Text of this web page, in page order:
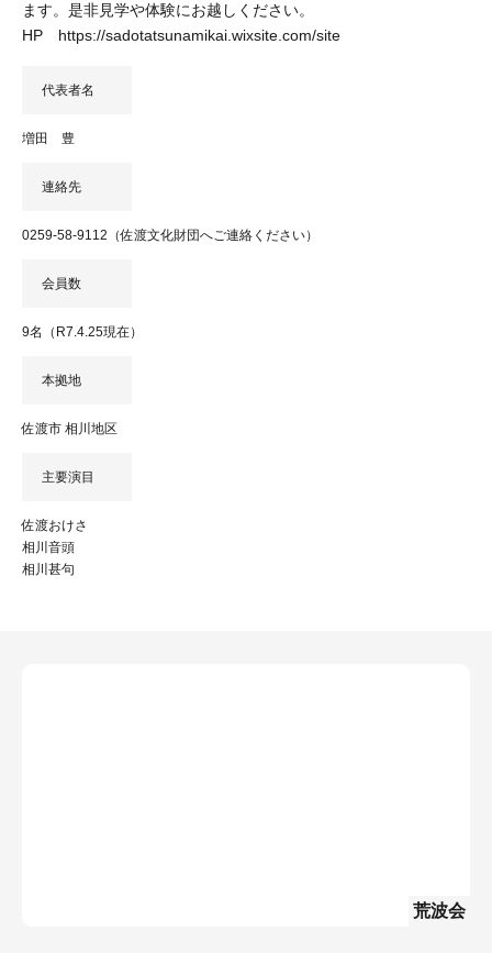
ます。是非見学や体験にお越しください。
HP https://sadotatsunamikai.wixsite.com/site
代表者名
増田 豊
連絡先
0259-58-9112（佐渡文化財団へご連絡ください）
会員数
9名（R7.4.25現在）
本拠地
佐渡市 相川地区
主要演目
佐渡おけさ
相川音頭
相川甚句
荒波会